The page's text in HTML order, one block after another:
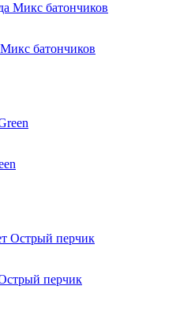
батончиков
перчик